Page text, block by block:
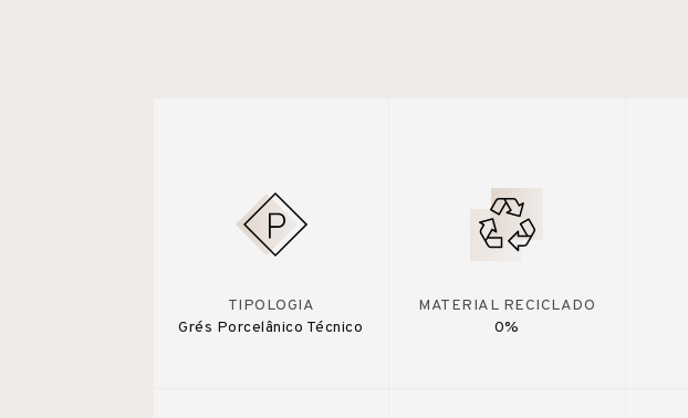
TIPOLOGIA
Grés Porcelânico Técnico
MATERIAL RECICLADO
0%